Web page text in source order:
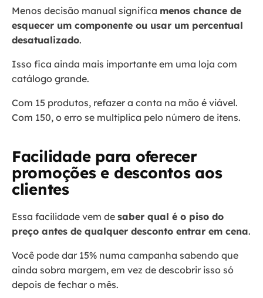
Menos decisão manual significa menos chance de
esquecer um componente ou usar um percentual
desatualizado.
Isso fica ainda mais importante em uma loja com
catálogo grande.
Com 15 produtos, refazer a conta na mão é viável.
Com 150, o erro se multiplica pelo número de itens.
Facilidade para oferecer
promoções e descontos aos
clientes
Essa facilidade vem de saber qual é o piso do
preço antes de qualquer desconto entrar em cena.
Você pode dar 15% numa campanha sabendo que
ainda sobra margem, em vez de descobrir isso só
depois de fechar o mês.